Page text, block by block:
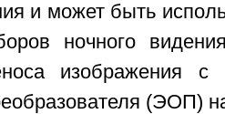
и может быть
ночного
изображения с
(ЭОП)